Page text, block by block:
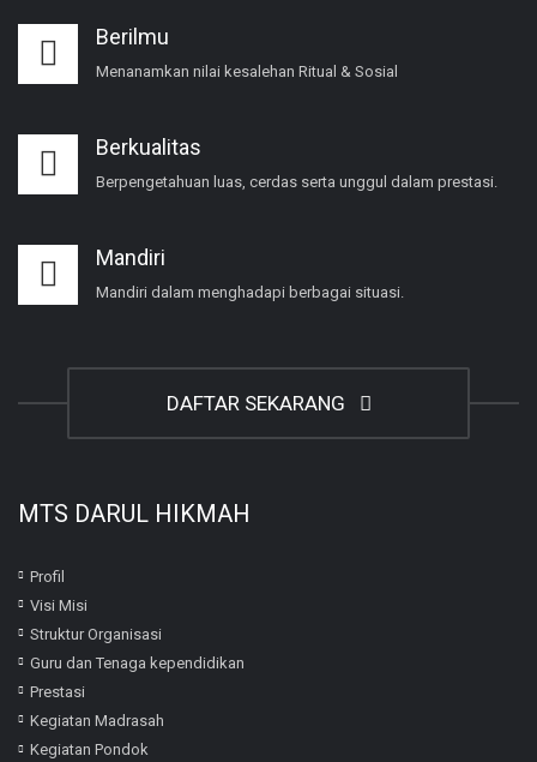
Berilmu
Menanamkan nilai kesalehan Ritual & Sosial
Berkualitas
Berpengetahuan luas, cerdas serta unggul dalam prestasi.
Mandiri
Mandiri dalam menghadapi berbagai situasi.
DAFTAR SEKARANG
MTS DARUL HIKMAH
Profil
Visi Misi
Struktur Organisasi
Guru dan Tenaga kependidikan
Prestasi
Kegiatan Madrasah
Kegiatan Pondok